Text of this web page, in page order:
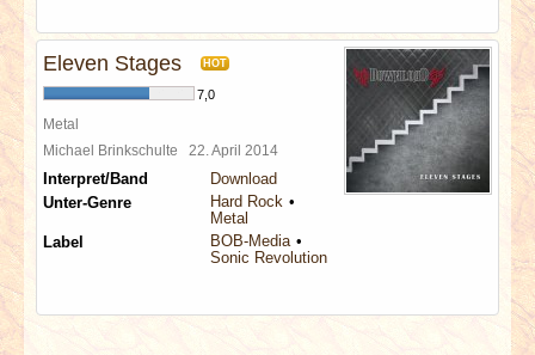
Eleven Stages HOT
7,0
Metal
Michael Brinkschulte 22. April 2014
Interpret/Band
Download
Unter-Genre
Hard Rock
Metal
Label
BOB-Media
Sonic Revolution